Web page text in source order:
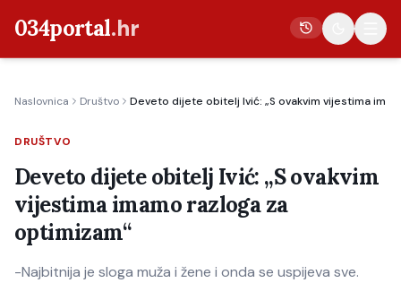
034portal.hr
Crna kronika
Poljoprivreda
Politika
Gospodarstvo
Život
Naslovnica Društvo Deveto dijete obitelj Ivić: „S ovakvim vijestima
DRUŠTVO
Deveto dijete obitelj Ivić: „S ovakvim
vijestima imamo razloga za
optimizam“
-Najbitnija je sloga muža i žene i onda se uspijeva sve.